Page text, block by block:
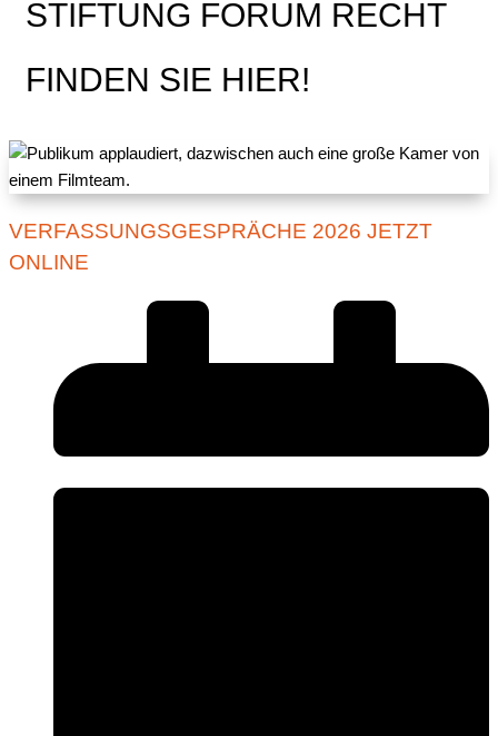
STIFTUNG FORUM RECHT
FINDEN SIE HIER!
VERFASSUNGSGESPRÄCHE 2026 JETZT
ONLINE